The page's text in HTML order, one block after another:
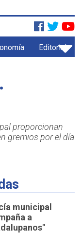
Editorial
proporcionan
gremios por el día
municipal
a